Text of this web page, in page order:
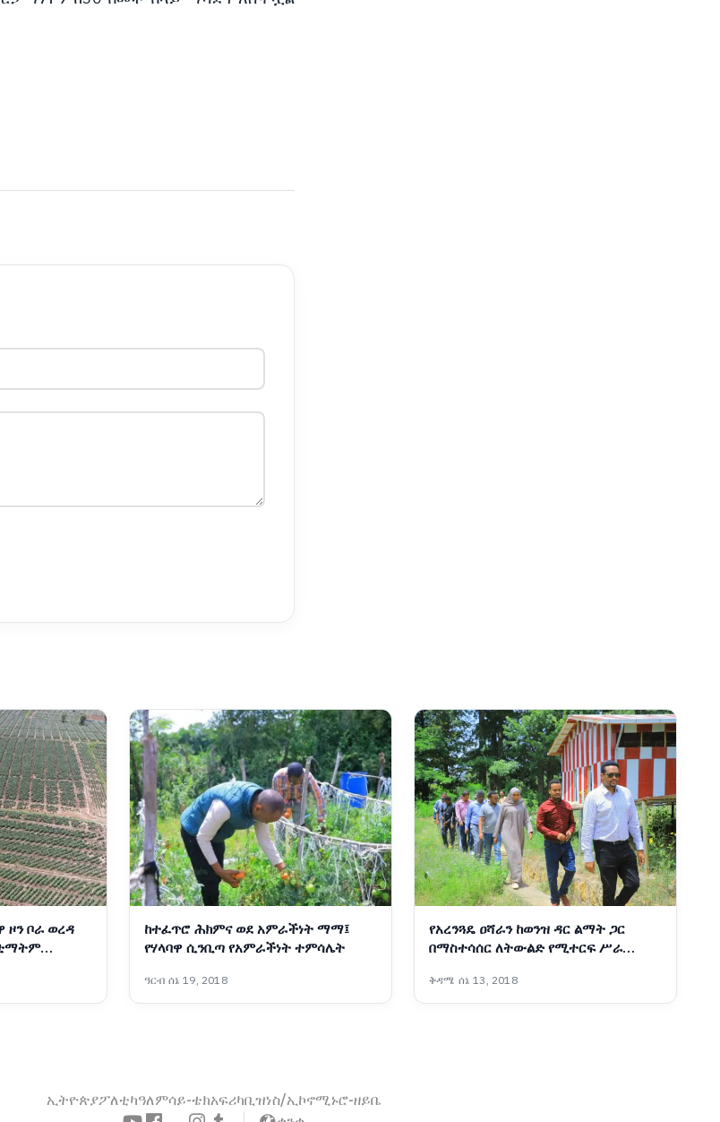
ቦራ ወረዳ
ቲማትም
ከተፈጥሮ ሕክምና ወደ አምራችነት ማማ፤
የሃላባዋ ሲንቢጣ የአምራችነት ተምሳሌት
ዓርብ ሰኔ 19, 2018
የአረንጓዴ ዐሻራን ከወንዝ ዳር ልማት ጋር
በማስተሳሰር ለትውልድ የሚተርፍ ሥራ
በድሪ
ቅዳሜ ሰኔ 13, 2018
ኢትዮጵያፖለቲካዓለምሳይ-ቴክአፍሪካቢዝነስ/ኢኮኖሚኑሮ-ዘይቤ